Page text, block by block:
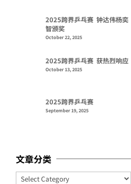
2025跨界乒乓赛 钟达伟杨奕
智颁奖
October 22, 2025
2025跨界乒乓赛 获热烈响应
October 13, 2025
2025跨界乒乓赛
September 19, 2025
文章分类
Categories